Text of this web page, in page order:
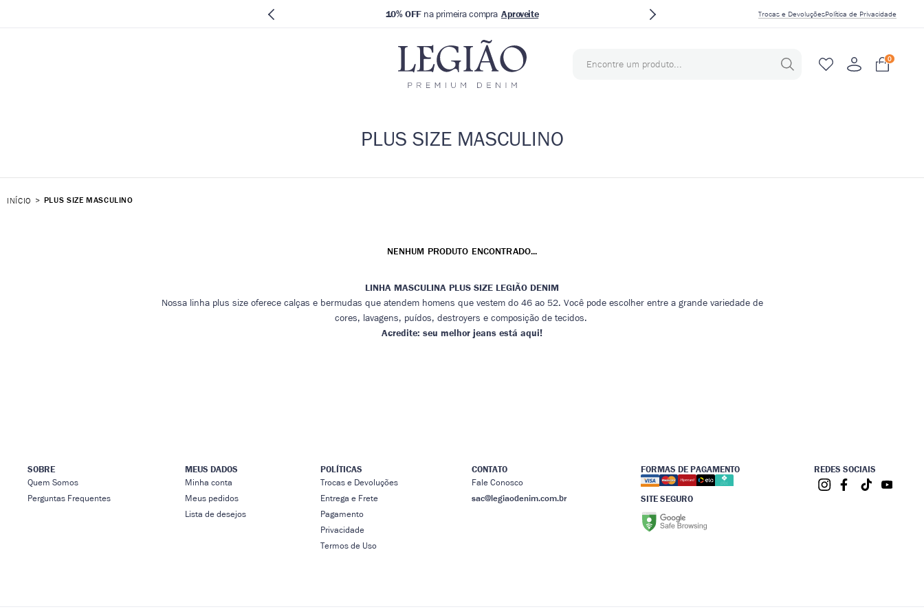
10% OFFna primeira compra 5% OFFpagando no PIX
Trocas e DevoluçõesPolítica de Privacidade
0
PLUS SIZE MASCULINO
INÍCIO PLUS SIZE MASCULINO
NENHUM PRODUTO ENCONTRADO...
LINHA MASCULINA PLUS SIZE LEGIÃO DENIM
Nossa linha plus size oferece calças e bermudas que atendem homens que vestem do 46 ao 52. Você pode escolher entre a grande variedade de
cores, lavagens, puídos, destroyers e composição de tecidos.
Acredite: seu melhor jeans está aqui!
SOBRE
Quem Somos
Perguntas Frequentes
MEUS DADOS
Minha conta
Meus pedidos
Lista de desejos
POLÍTICAS
Trocas e Devoluções
Entrega e Frete
Pagamento
Privacidade
Termos de Uso
CONTATO
Fale Conosco
sac@legiaodenim.com.br
FORMAS DE PAGAMENTO
SITE SEGURO
REDES SOCIAIS